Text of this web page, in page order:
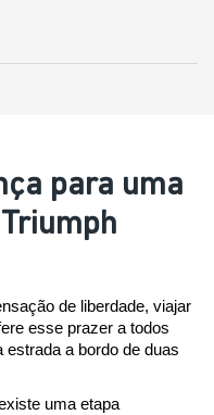
para uma
de liberdade, viajar
esse prazer a todos
a bordo de duas
uma etapa